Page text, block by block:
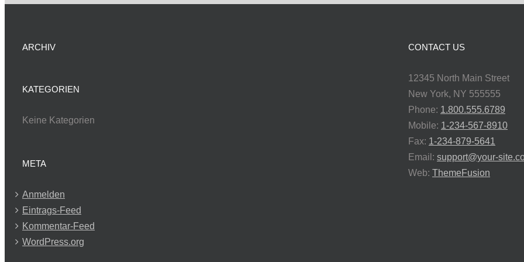
ARCHIV
KATEGORIEN
Keine Kategorien
META
Anmelden
Eintrags-Feed
Kommentar-Feed
WordPress.org
CONTACT US
12345 North Main Street
New York, NY 555555
Phone: 1.800.555.6789
Mobile: 1-234-567-8910
Fax: 1-234-879-5641
Email: support@your-
Web: ThemeFusion